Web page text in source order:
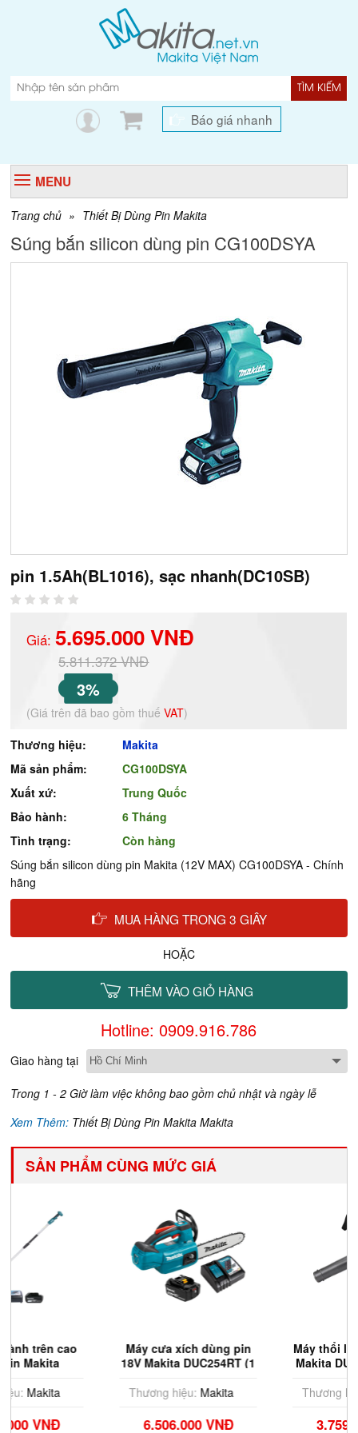
TÌM KIẾM
Báo giá nhanh
MENU
Trang chủ » Thiết Bị Dùng Pin Makita
Súng bắn silicon dùng pin CG100DSYA
pin 1.5Ah(BL1016), sạc nhanh(DC10SB)
Giá:5.695.000 VNĐ
5.811.372 VNĐ
3%
(Giá trên đã bao gồm thuếVAT)
Thương hiệu:
Makita
Mã sản phẩm:
CG100DSYA
Xuất xứ:
Trung Quốc
Bảo hành:
6 Tháng
Tình trạng:
Còn hàng
Súng bắn silicon dùng pin Makita (12V MAX) CG100DSYA - Chính
hãng
MUA HÀNG TRONG 3 GIÂY
HOẶC
THÊM VÀO GIỎ HÀNG
Hotline: 0909.916.786
Giao hàng tại
Trong 1 - 2 Giờ làm việc không bao gồm chủ nhật và ngày lễ
Xem Thêm: Thiết Bị Dùng Pin Makita Makita
SẢN PHẨM CÙNG MỨC GIÁ
Máy cưa xích dùng pin
18V Makita DUC254RT (1
Thương hiệu:
Makita
6.506.000 VNĐ
Máy thổi lá dùng pin 18V
Makita DUB184RT (1 Pin
Thương hiệu:
Makita
3.759.000 VNĐ